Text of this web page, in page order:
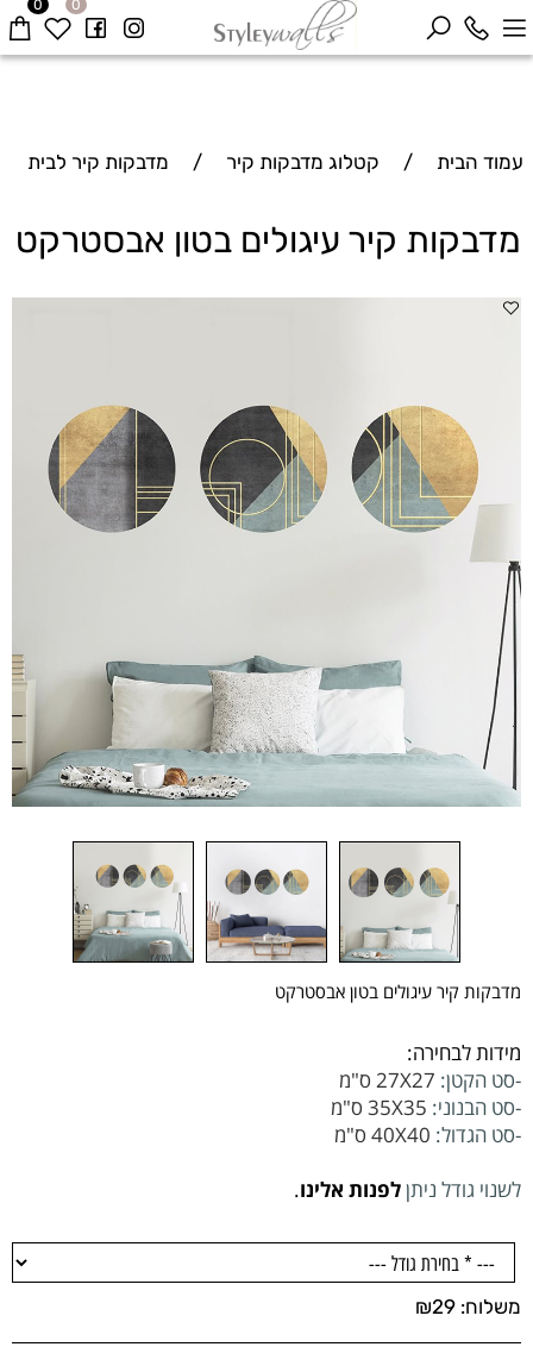
0 0
עמוד הבית / קטלוג מדבקות קיר / מדבקות קיר לבית
מדבקות קיר עיגולים בטון אבסטרקט
מדבקות קיר עיגולים בטון אבסטרקט
מידות לבחירה:
-סט הקטן: 27X27 ס"מ
-סט הבנוני: 35X35 ס"מ
-סט הגדול: 40X40 ס"מ
לשנוי גודל ניתןלפנות אלינו.
משלוח: ₪29